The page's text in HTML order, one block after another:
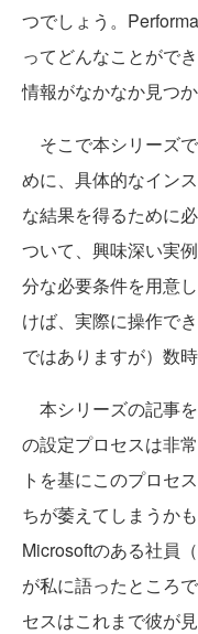
つでしょう。
ってどんなことがで
情報がなかなか見つ
そこで本シリーズ
めに、具体的なイン
な結果を得るために
ついて、興味深い実
分な必要条件を用意
けば、実際に操作で
ではありますが）数
本シリーズの記事
の設定プロセスは非
トを基にこのプロセ
ちが萎えてしまうか
Microsoftのある社員
が私に語ったところ
セスはこれまで彼が